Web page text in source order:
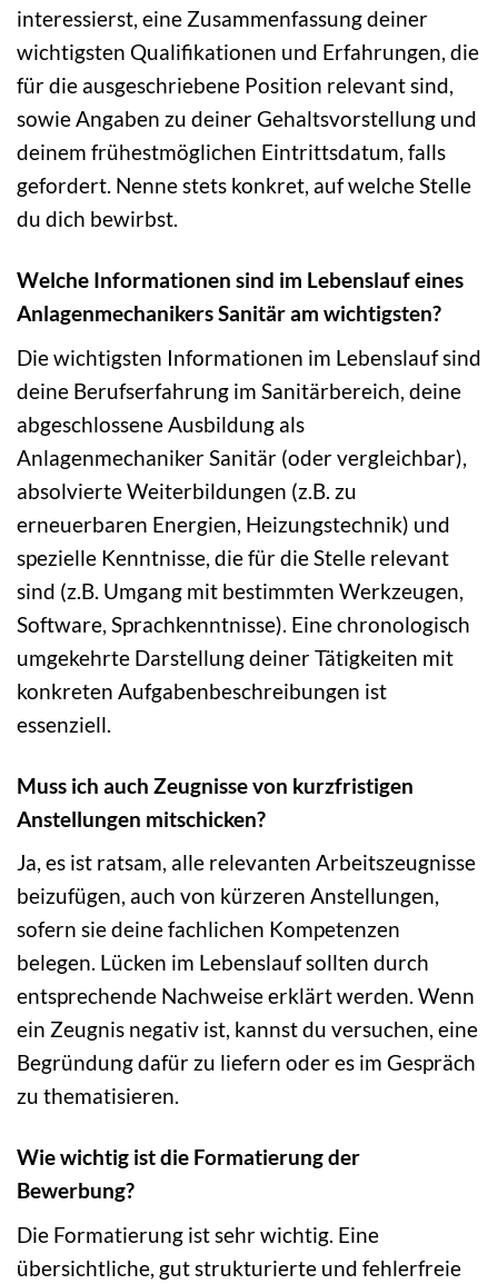
interessierst, eine Zusammenfassung deiner
wichtigsten Qualifikationen und Erfahrungen, die
für die ausgeschriebene Position relevant sind,
sowie Angaben zu deiner Gehaltsvorstellung und
deinem frühestmöglichen Eintrittsdatum, falls
gefordert. Nenne stets konkret, auf welche Stelle
du dich bewirbst.
Welche Informationen sind im Lebenslauf eines
Anlagenmechanikers Sanitär am wichtigsten?
Die wichtigsten Informationen im Lebenslauf sind
deine Berufserfahrung im Sanitärbereich, deine
abgeschlossene Ausbildung als
Anlagenmechaniker Sanitär (oder vergleichbar),
absolvierte Weiterbildungen (z.B. zu
erneuerbaren Energien, Heizungstechnik) und
spezielle Kenntnisse, die für die Stelle relevant
sind (z.B. Umgang mit bestimmten Werkzeugen,
Software, Sprachkenntnisse). Eine chronologisch
umgekehrte Darstellung deiner Tätigkeiten mit
konkreten Aufgabenbeschreibungen ist
essenziell.
Muss ich auch Zeugnisse von kurzfristigen
Anstellungen mitschicken?
Ja, es ist ratsam, alle relevanten Arbeitszeugnisse
beizufügen, auch von kürzeren Anstellungen,
sofern sie deine fachlichen Kompetenzen
belegen. Lücken im Lebenslauf sollten durch
entsprechende Nachweise erklärt werden. Wenn
ein Zeugnis negativ ist, kannst du versuchen, eine
Begründung dafür zu liefern oder es im Gespräch
zu thematisieren.
Wie wichtig ist die Formatierung der
Bewerbung?
Die Formatierung ist sehr wichtig. Eine
übersichtliche, gut strukturierte und fehlerfreie